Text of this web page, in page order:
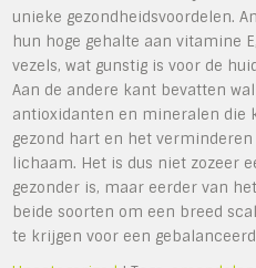
unieke gezondheidsvoordelen.
hun hoge gehalte aan vitamine
vezels, wat gunstig is voor de
Aan de andere kant bevatten
antioxidanten en mineralen die
gezond hart en het
lichaam. Het is dus niet zozeer
gezonder is, maar eerder van
beide soorten om een breed
te krijgen voor een